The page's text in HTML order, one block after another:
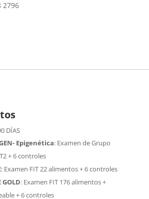
2796
DÍAS
Epigenética:Examen de Grupo
+ 6 controles
: Examen FIT 22 alimentos + 6 controles
: Examen FIT 176 alimentos +
+ 6 controles